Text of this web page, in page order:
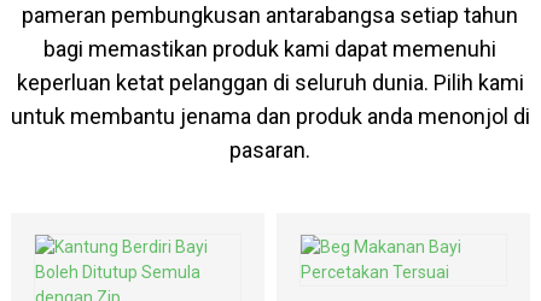
pameran pembungkusan antarabangsa setiap tahun
bagi memastikan produk kami dapat memenuhi
keperluan ketat pelanggan di seluruh dunia. Pilih kami
untuk membantu jenama dan produk anda menonjol di
pasaran.